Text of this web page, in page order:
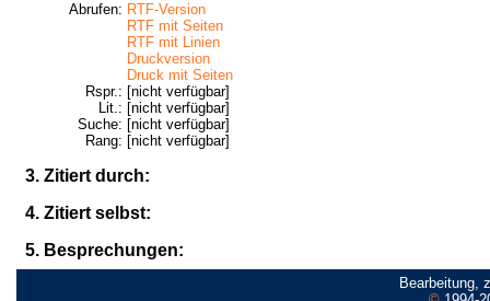
Abrufen: RTF-Version
RTF mit Seiten
RTF mit Linien
Druckversion
Druck mit Seiten
Rspr.: [nicht verfügbar]
Lit.: [nicht verfügbar]
Suche: [nicht verfügbar]
Rang: [nicht verfügbar]
3. Zitiert durch:
4. Zitiert selbst:
5. Besprechungen:
Bearbeitung,